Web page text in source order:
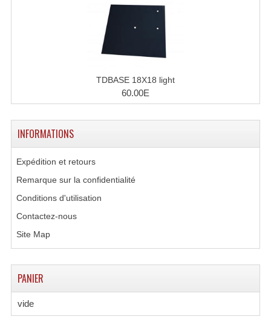
Platines Cassettes
Limiteur De Niveau Sonore
Microphones Filaires
Micro Sans Fil HF VHF 200MHZ
Portes Voix Mégaphones
Pupitre Pour Discours
Samplers, Échantillonneurs
TDBASE 18X18 light
60.00E
INFORMATIONS
Expédition et retours
Remarque sur la confidentialité
Conditions d'utilisation
Contactez-nous
Site Map
PANIER
vide